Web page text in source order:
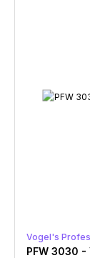
Vogel's
PFW 3030